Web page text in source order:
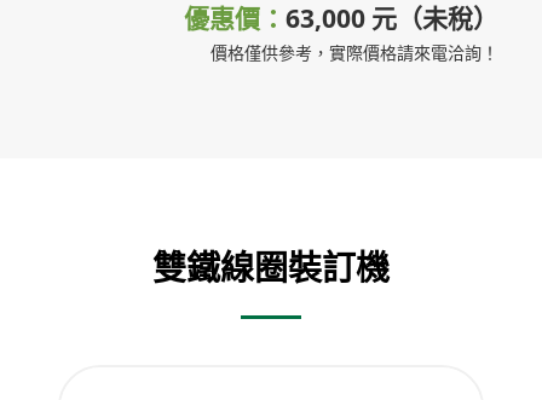
優惠價：63,000 元（未稅）
價格僅供參考，實際價格請來電洽詢！
雙鐵線圈裝訂機